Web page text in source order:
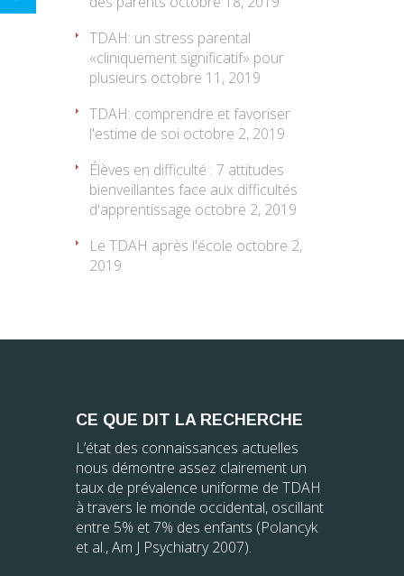
TDAH: un stress parental
«cliniquement significatif» pour
plusieurs octobre 11, 2019
TDAH: comprendre et favoriser
l'estime de soi octobre 2, 2019
Élèves en difficulté : 7 attitudes
bienveillantes face aux difficultés
d'apprentissage octobre 2, 2019
Le TDAH après l'école octobre 2,
2019
CE QUE DIT LA RECHERCHE
L’état des connaissances actuelles
nous démontre assez clairement un
taux de prévalence uniforme de TDAH
à travers le monde occidental, oscillant
entre 5% et 7% des enfants (Polancyk
et al., Am J Psychiatry 2007).